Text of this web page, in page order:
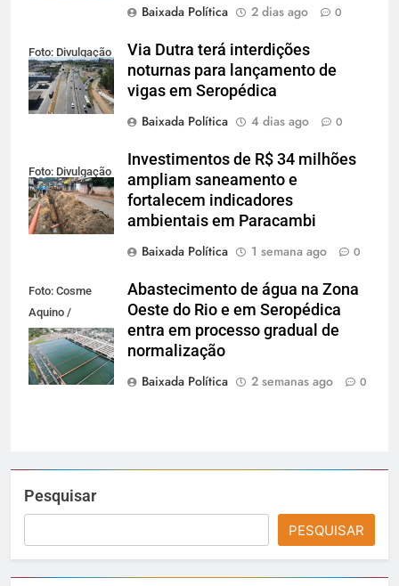
Baixada Política
2 dias ago 0
Foto: Divulgação
Via Dutra terá interdições
noturnas para lançamento de
vigas em Seropédica
Baixada Política
4 dias ago 0
Foto: Divulgação
Investimentos de R$ 34 milhões
ampliam saneamento e
fortalecem indicadores
ambientais em Paracambi
Baixada Política
1 semana ago 0
Foto: Cosme
Aquino /
Divulgação/
Cedae
Abastecimento de água na Zona
Oeste do Rio e em Seropédica
entra em processo gradual de
normalização
Baixada Política
2 semanas ago 0
Pesquisar
PESQUISAR